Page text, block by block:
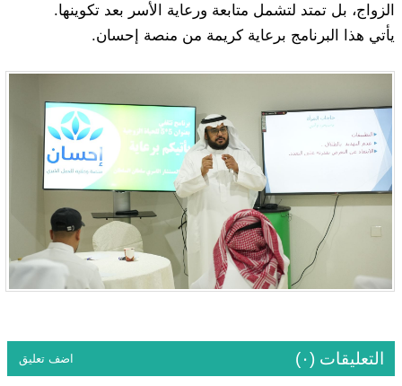
الزواج، بل تمتد لتشمل متابعة ورعاية الأسر بعد تكوينها.
يأتي هذا البرنامج برعاية كريمة من منصة إحسان.
التعليقات (٠) اضف تعليق